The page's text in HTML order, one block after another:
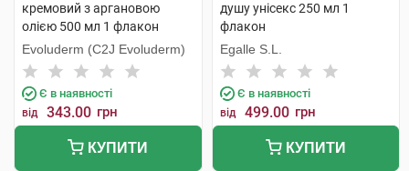
кремовий з аргановою
олією 500 мл 1 флакон
Evoluderm (C2J Evoluderm)
Є в наявності
від 343.00 грн
КУПИТИ
душу унісекс 250 мл 1
флакон
Egalle S.L.
Є в наявності
від 499.00 грн
КУПИТИ